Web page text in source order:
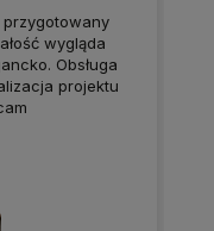
przygotowany
wygląda
Obsługa
projektu